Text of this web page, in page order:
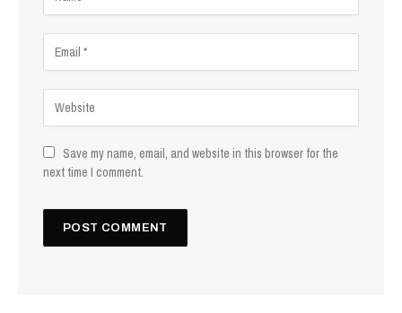
Save my name, email, and website in this browser for the
next time I comment.